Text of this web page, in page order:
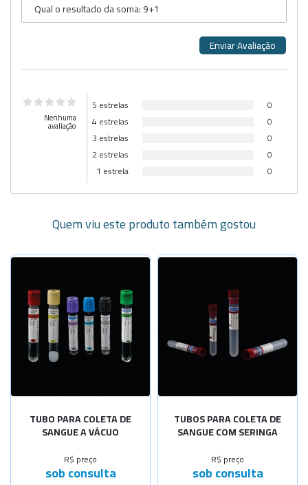
Nenhuma
avaliação
5 estrelas
0
4 estrelas
0
3 estrelas
0
2 estrelas
0
1 estrela
0
Quem viu este produto também gostou
TUBO PARA COLETA DE
SANGUE A VÁCUO
R$ preço
sob consulta
TUBOS PARA COLETA DE
SANGUE COM SERINGA
R$ preço
sob consulta